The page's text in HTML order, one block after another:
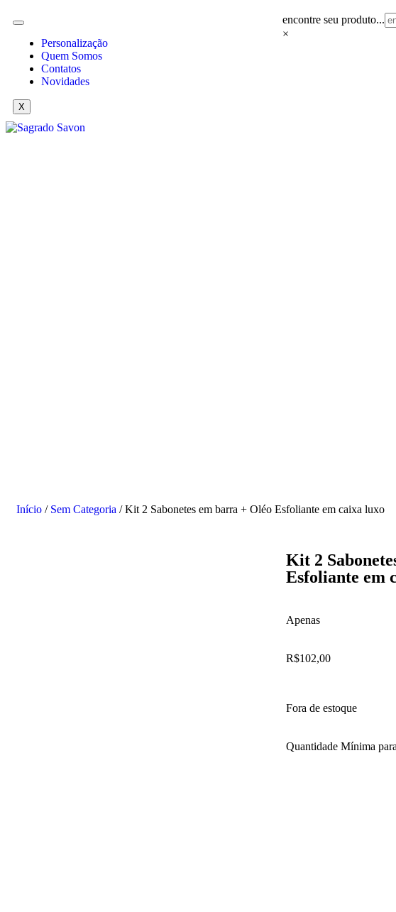
Personalização
Quem Somos
Contatos
Novidades
X
encontre seu produto...
×
Início / Sem Categoria / Kit 2 Sabonetes em barra + Oléo Esfoliante em caixa luxo
Kit 2
Esfoliante em
Apenas
R$102,00
Fora de estoque
Quantidade Mínima